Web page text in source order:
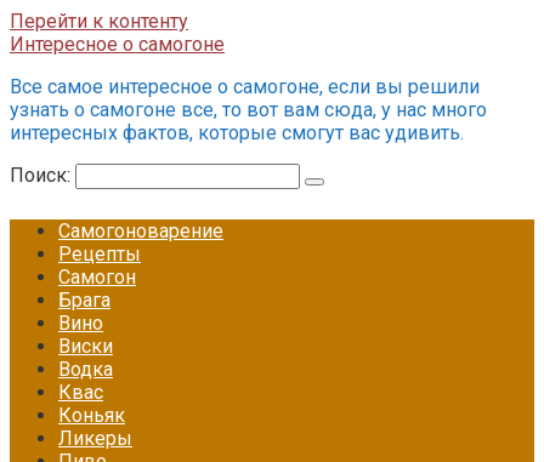
Перейти к контенту
Интересное о самогоне
Все самое интересное о самогоне, если вы решили
узнать о самогоне все, то вот вам сюда, у нас много
интересных фактов, которые смогут вас удивить.
Поиск:
Самогоноварение
Рецепты
Самогон
Брага
Вино
Виски
Водка
Квас
Коньяк
Ликеры